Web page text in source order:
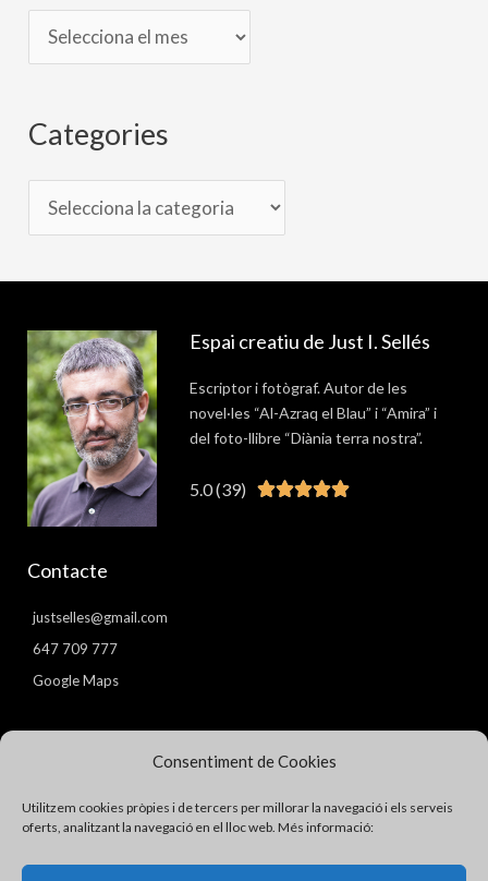
Consentiment de Cookies
Utilitzem cookies pròpies i de tercers per millorar la navegació i els serveis
oferts, analitzant la navegació en el lloc web. Més informació:
Categories
Espai creatiu de Just I. Sellés
Escriptor i fotògraf. Autor de les
novel·les “Al-Azraq el Blau” i “Amira” i
del foto-llibre “Diània terra nostra”.
5.0 (39) Valorat
Contacte
justselles@gmail.com
647 709 777
Google Maps
Pàgines
Política de Privacitat